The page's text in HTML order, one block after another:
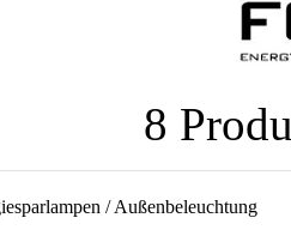
8
/ Außenbeleuchtung